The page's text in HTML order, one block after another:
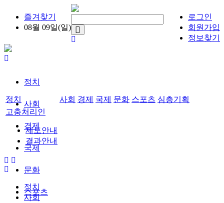
즐겨찾기
08월 09일(일)
로그인
회원가입
정보찾기
정치
사회
경제
국제
문화
스포츠
정치 사회 경제 국제 문화 스포츠 심층기획
고충처리인
제도안내
결과안내
정치
사회